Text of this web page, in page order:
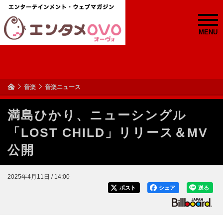
MENU
音楽 音楽ニュース
満島ひかり、ニューシングル
「LOST CHILD」リリース＆MV
公開
2025年4月11日 / 14:00
送る
シェア
ポスト